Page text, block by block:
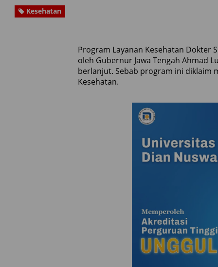
Kesehatan
Program Layanan Kesehatan Dokter
oleh Gubernur Jawa Tengah Ahmad
berlanjut. Sebab program ini diklaim
Kesehatan.